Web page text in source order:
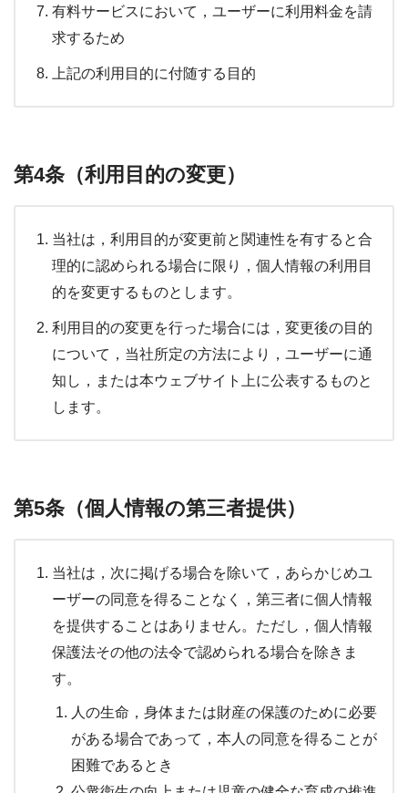
有料サービスにおいて，ユーザーに利用料金を請
求するため
上記の利用目的に付随する目的
第4条（利用目的の変更）
当社は，利用目的が変更前と関連性を有すると合
理的に認められる場合に限り，個人情報の利用目
的を変更するものとします。
利用目的の変更を行った場合には，変更後の目的
について，当社所定の方法により，ユーザーに通
知し，または本ウェブサイト上に公表するものと
します。
第5条（個人情報の第三者提供）
当社は，次に掲げる場合を除いて，あらかじめユ
ーザーの同意を得ることなく，第三者に個人情報
を提供することはありません。ただし，個人情報
保護法その他の法令で認められる場合を除きま
す。
人の生命，身体または財産の保護のために必要
がある場合であって，本人の同意を得ることが
困難であるとき